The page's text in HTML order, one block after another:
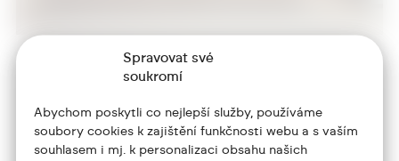
Spravovat své
soukromí
Abychom poskytli co nejlepší služby, používáme
soubory cookies k zajištění funkčnosti webu a s vaším
souhlasem i mj. k personalizaci obsahu našich
jtdesign@joseftrakal.cz